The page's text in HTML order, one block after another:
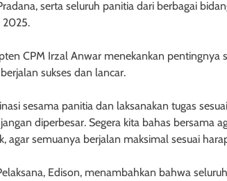
serta seluruh panitia dari berbagai
2025.
CPM Irzal Anwar menekankan
sukses dan lancar.
sesama panitia dan laksanakan tugas
diperbesar. Segera kita bahas bersama
agar semuanya berjalan maksimal sesuai
Edison, menambahkan bahwa